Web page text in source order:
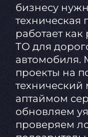
бизнесу
техническая
работает
ТО для
автомобиля.
проекты на
технический
аптаймом
обновляем
проверяем